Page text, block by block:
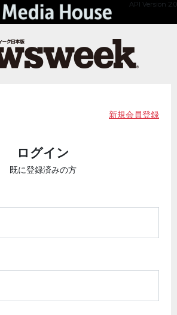
API Version 2.0
新規会員登録
ログイン
既に登録済みの方